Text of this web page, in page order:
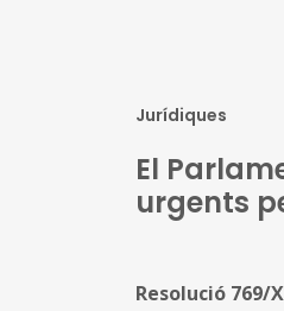
Jurídiques
El
urgents
Resolució 769/